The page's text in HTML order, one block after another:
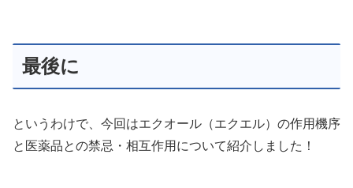
最後に
というわけで、今回はエクオール（エクエル）の作用機序
と医薬品との禁忌・相互作用について紹介しました！